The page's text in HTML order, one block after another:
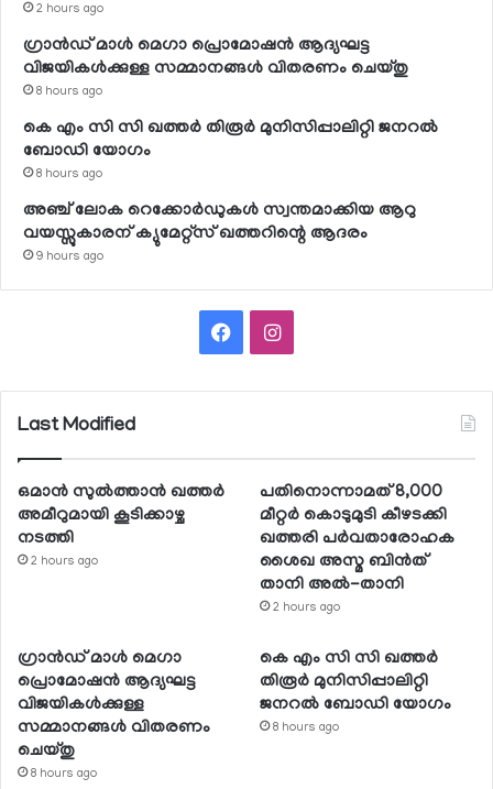
2 hours ago
ഗ്രാന്‍ഡ് മാള്‍ മെഗാ പ്രൊമോഷന്‍ ആദ്യഘട്ട
വിജയികള്‍ക്കുള്ള സമ്മാനങ്ങള്‍ വിതരണം ചെയ്തു
8 hours ago
കെ എം സി സി ഖത്തര്‍ തിരൂര്‍ മുനിസിപ്പാലിറ്റി ജനറല്‍
ബോഡി യോഗം
8 hours ago
അഞ്ച് ലോക റെക്കോര്‍ഡുകള്‍ സ്വന്തമാക്കിയ ആറു
വയസ്സുകാരന് ക്യുമേറ്റ്‌സ് ഖത്തറിന്റെ ആദരം
9 hours ago
FacebookInstagram
Last Modified
ഒമാന്‍ സുല്‍ത്താന്‍ ഖത്തര്‍
അമീറുമായി കൂടിക്കാഴ്ച
നടത്തി
2 hours ago
പതിനൊന്നാമത് 8,000
മീറ്റര്‍ കൊടുമുടി കീഴടക്കി
ഖത്തരി പര്‍വതാരോഹക
ശൈഖ അസ്മ ബിന്‍ത്
താനി അല്‍-താനി
2 hours ago
ഗ്രാന്‍ഡ് മാള്‍ മെഗാ
പ്രൊമോഷന്‍ ആദ്യഘട്ട
വിജയികള്‍ക്കുള്ള
സമ്മാനങ്ങള്‍ വിതരണം
ചെയ്തു
8 hours ago
കെ എം സി സി ഖത്തര്‍
തിരൂര്‍ മുനിസിപ്പാലിറ്റി
ജനറല്‍ ബോഡി യോഗം
8 hours ago